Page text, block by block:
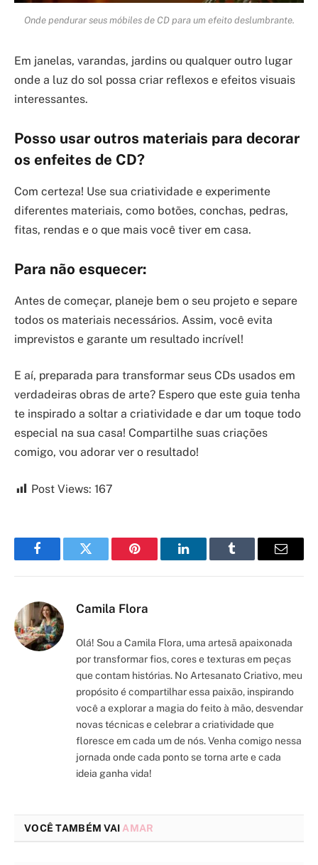
Onde pendurar seus móbiles de CD para um efeito deslumbrante.
Em janelas, varandas, jardins ou qualquer outro lugar
onde a luz do sol possa criar reflexos e efeitos visuais
interessantes.
Posso usar outros materiais para decorar
os enfeites de CD?
Com certeza! Use sua criatividade e experimente
diferentes materiais, como botões, conchas, pedras,
fitas, rendas e o que mais você tiver em casa.
Para não esquecer:
Antes de começar, planeje bem o seu projeto e separe
todos os materiais necessários. Assim, você evita
imprevistos e garante um resultado incrível!
E aí, preparada para transformar seus CDs usados em
verdadeiras obras de arte? Espero que este guia tenha
te inspirado a soltar a criatividade e dar um toque todo
especial na sua casa! Compartilhe suas criações
comigo, vou adorar ver o resultado!
Post Views: 167
FacebookTwitter Pinterest LinkedInTumblr Email
Camila Flora
Olá! Sou a Camila Flora, uma artesã apaixonada
por transformar fios, cores e texturas em peças
que contam histórias. No Artesanato Criativo, meu
propósito é compartilhar essa paixão, inspirando
você a explorar a magia do feito à mão, desvendar
novas técnicas e celebrar a criatividade que
floresce em cada um de nós. Venha comigo nessa
jornada onde cada ponto se torna arte e cada
ideia ganha vida!
VOCÊ TAMBÉM VAI AMAR